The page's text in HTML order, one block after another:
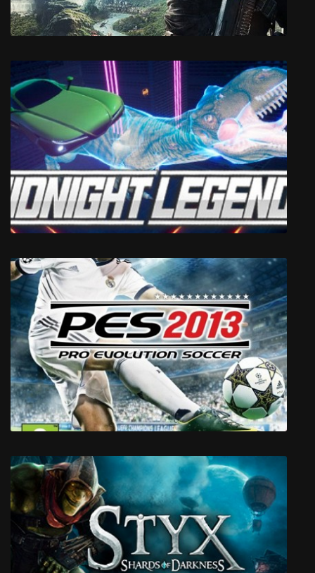
Just Cause 4
Midnight Legends
Pro Evolution Soccer 2013